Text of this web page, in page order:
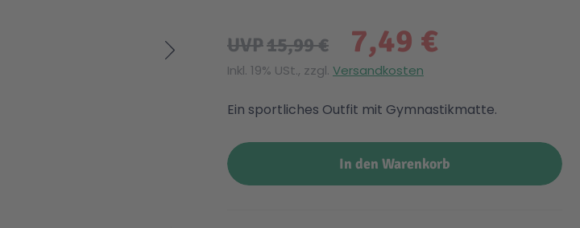
7,49 €
UVP15,99 €
Inkl. 19% USt., zzgl. Versandkosten
Ein sportliches Outfit mit Gymnastikmatte.
In den Warenkorb